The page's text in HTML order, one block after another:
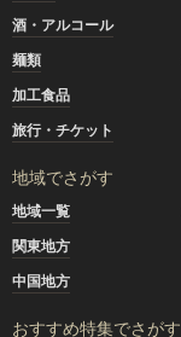
酒・アルコール
麺類
加工食品
旅行・チケット
地域でさがす
地域一覧
関東地方
中国地方
おすすめ特集でさがす